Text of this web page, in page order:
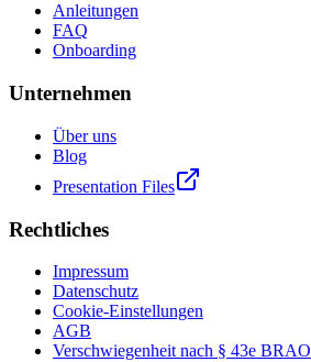
Anleitungen
FAQ
Onboarding
Unternehmen
Über uns
Blog
Presentation Files
Rechtliches
Impressum
Datenschutz
Cookie-Einstellungen
AGB
Verschwiegenheit nach § 43e BRAO